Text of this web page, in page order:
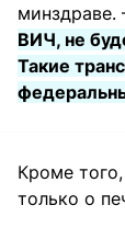
ВИЧ, не
Такие
Кроме
только о